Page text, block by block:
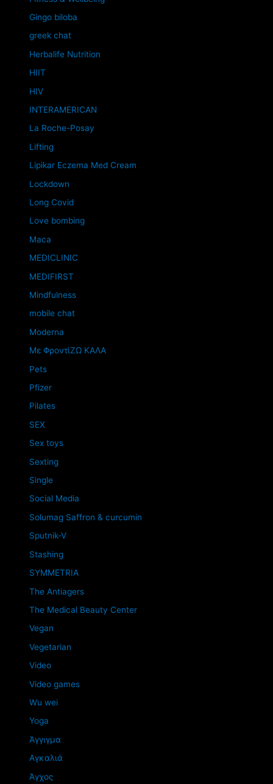
Gingo biloba
greek chat
Herbalife Nutrition
HIIT
HIV
INTERAMERICAN
La Roche-Posay
Lifting
Lipikar Eczema Med Cream
Lockdown
Long Covid
Love bombing
Maca
MEDICLINIC
MEDIFIRST
Mindfulness
mobile chat
Moderna
Mε ΦροντίΖΩ ΚΑΛΑ
Pets
Pfizer
Pilates
SEX
Sex toys
Sexting
Single
Social Media
Solumag Saffron & curcumin
Sputnik-V
Stashing
SYMMETRIA
The Antiagers
The Medical Beauty Center
Vegan
Vegetarian
Video
Video games
Wu wei
Yoga
Άγγιγμα
Αγκαλιά
Άγχος